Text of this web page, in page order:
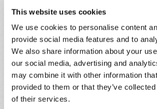
This website uses cookies
We use cookies to personalise content
provide social media features and to
We also share information about your
our social media, advertising and
may combine it with other information
provided to them or that they’ve
of their services.
Come pagare:
Il pagamento della quota di
effettuato entro 5 giorni lavorativi
data di inizio del corso. Le iscrizioni
caso confermate fino ad
ordine cronologico di
pagamenti. La classe è a numero
composta da un massimo di 30
vuole rinunciare alla partecipazione,